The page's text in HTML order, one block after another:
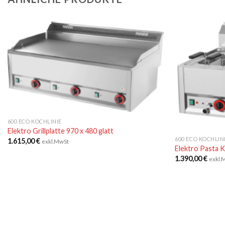
600 ECO KOCHLINIE
Elektro Grillplatte 970 x 480 glatt
1.615,00€ exkl.MwSt 600 ECO
Elektro Pasta
1.390,00€